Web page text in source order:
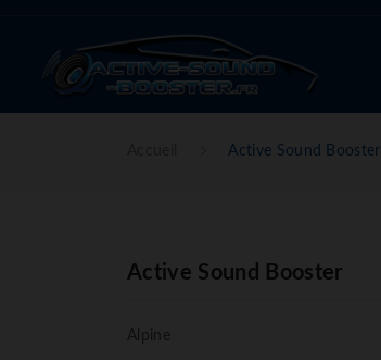
Active Sound Booster
Active Sound Booster
Alpine